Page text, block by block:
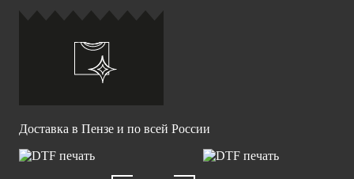
Доставка в Пензе и по всей России